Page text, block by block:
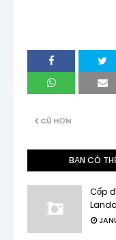
CŨ HƠN
BẠN CÓ
Cốp